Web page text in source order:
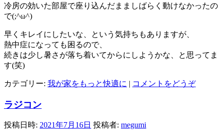
冷房の効いた部屋で座り込んだまましばらく動けなかったの
で(;^ω^)
早くキレイにしたいな、という気持ちもありますが、
熱中症になっても困るので、
続きは少し暑さが落ち着いてからにしようかな、と思ってま
す(笑)
カテゴリー: 我が家をもっと快適に | コメントをどうぞ
ラジコン
投稿日時: 2021年7月16日 投稿者: megumi